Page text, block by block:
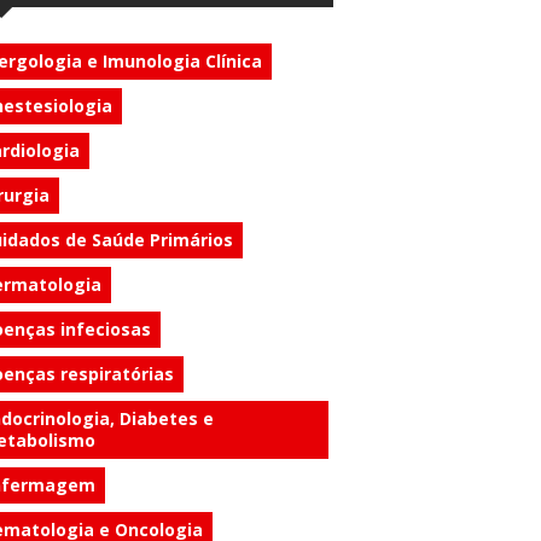
e Imunologia Clínica
de Saúde Primários
infeciosas
respiratórias
Diabetes e
e Oncologia